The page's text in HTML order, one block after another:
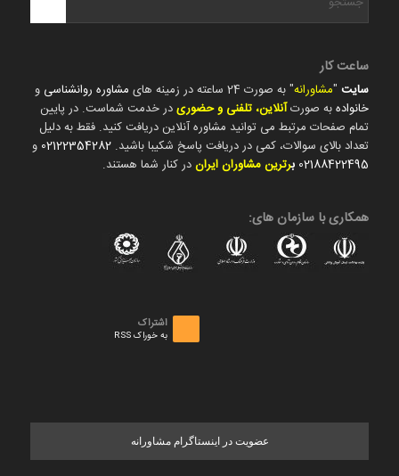
ساعت کار
سایت"مشاورانه" به صورت 24 ساعته در زمینه های مشاوره روانشناسی و
خانوادهبه صورتآنلاین، تلفنی و حضوریدر خدمت شماست. در پایین
تمام صفحات مرتبط می توانید مشاوره آنلاین دریافت کنید. فقط به دلیل
تعداد بالای سوالات، کمی در دریافت پاسخ شکیبا باشید. 02122354282 و
02188422495 برترین مشاوران ایراندر کنار شما هستند.
همکاری با سازمان های:
اشتراک
به خوراک RSS
عضویت در اینستاگرام مشاورانه